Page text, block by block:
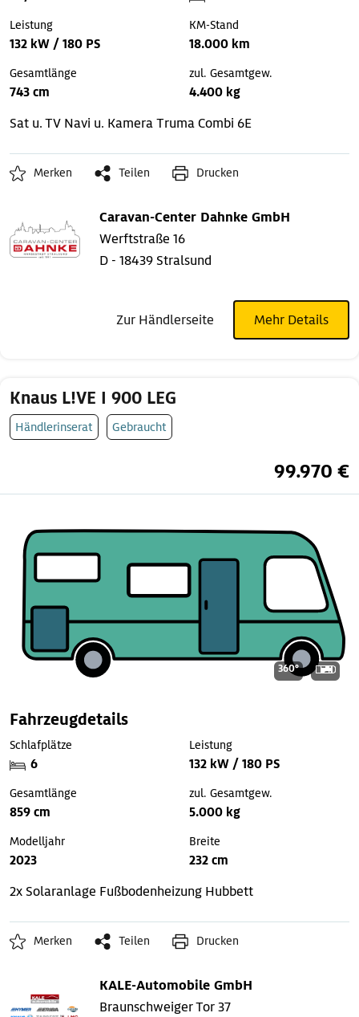
Leistung
132 kW / 180 PS
KM-Stand
18.000 km
Gesamtlänge
743 cm
zul. Gesamtgew.
4.400 kg
Sat u. TV Navi u. KameraTruma Combi 6E
Merken Teilen Drucken
Caravan-Center Dahnke GmbH
Werftstraße 16
D - 18439 Stralsund
Zur Händlerseite Mehr Details
Knaus L!VE I 900 LEG
Händlerinserat Gebraucht
99.970 €
360°
Fahrzeugdetails
Schlafplätze
6
Leistung
132 kW / 180 PS
Gesamtlänge
859 cm
zul. Gesamtgew.
5.000 kg
Modelljahr
2023
Breite
232 cm
2x Solaranlage Fußbodenheizung Hubbett
Merken Teilen Drucken
KALE-Automobile GmbH
Braunschweiger Tor 37